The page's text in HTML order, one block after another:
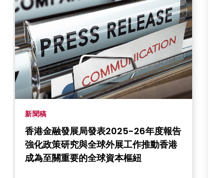
新聞稿
香港金融發展局發表2025-26年度報告
強化政策研究與全球外展工作推動香港
成為至關重要的全球資本樞紐